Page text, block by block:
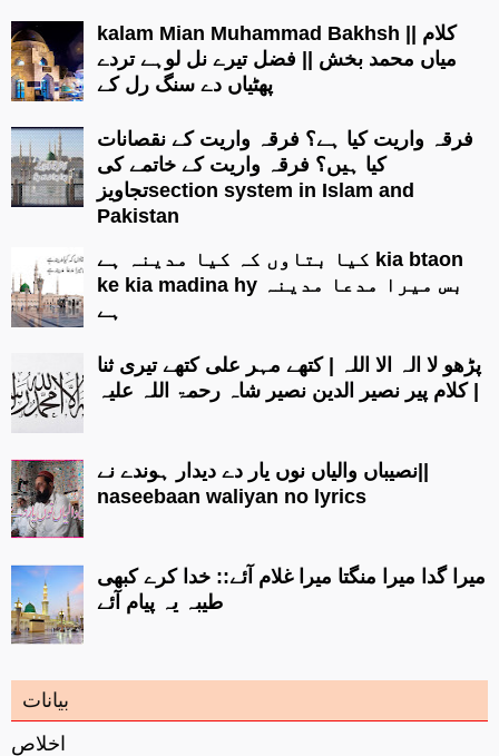
kalam Mian Muhammad Bakhsh || کلام
میاں محمد بخش || فضل تیرے نل لوہے تردے
پھٹیاں دے سنگ رل کے
فرقہ واریت کیا ہے؟ فرقہ واریت کے نقصانات
کیا ہیں؟ فرقہ واریت کے خاتمے کی
تجاویزsection system in Islam and
Pakistan
کیا بتاوں کہ کیا مدینہ ہے kia btaon
ke kia madina hy بس میرا مدعا مدینہ
ہے
پڑھو لا الہ الا اللہ | کتھے مہر علی کتھے تیری ثنا
| کلام پیر نصیر الدین نصیر شاہ رحمۃ اللہ علیہ
نصیباں والیاں نوں یار دے دیدار ہوندے نے||
naseebaan waliyan no lyrics
میرا گدا میرا منگتا میرا غلام آئے:: خدا کرے کبھی
طیبہ یہ پیام آئے
بیانات
اخلاص